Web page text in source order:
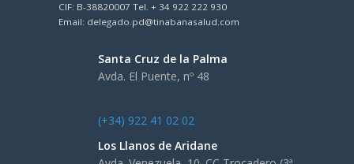
CIF: B-38820007 Tel. + 34 922 222 930
Email: delegado.pd@tinabanasalud.com
Santa Cruz de la Palma
Avda. El Puente, nº 48
(+34) 922 41 02 02
Los Llanos de Aridane